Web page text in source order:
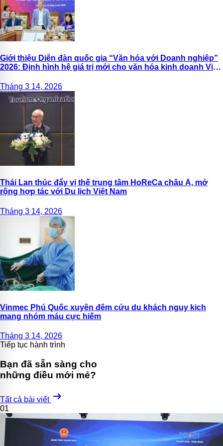
Giới thiệu Diễn đàn quốc gia “Văn hóa với Doanh nghiệp”
2026: Định hình hệ giá trị mới cho văn hóa kinh doanh Việt
Tháng 3 14, 2026
Thái Lan thúc đẩy vị thế trung tâm HoReCa châu Á, mở
rộng hợp tác với Du lịch Việt Nam
Tháng 3 14, 2026
Vinmec Phú Quốc xuyên đêm cứu du khách nguy kịch
mang nhóm máu cực hiếm
Tháng 3 14, 2026
Tiếp tục hành trình
Bạn đã sẵn sàng cho
những điều mới mẻ?
Tất cả bài viết arrow_right_alt
01